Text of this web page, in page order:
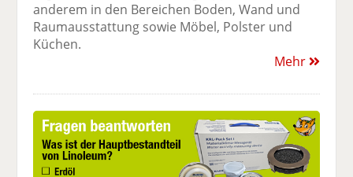
anderem in den Bereichen Boden, Wand und
Raumausstattung sowie Möbel, Polster und
Küchen.
Mehr